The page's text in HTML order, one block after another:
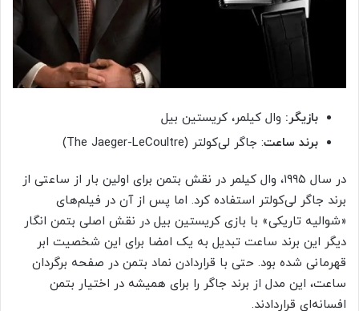
بازیگر: وال کیلمر، کریستین بیل
برند ساعت: جاگر لی‌کولتر (The Jaeger-LeCoultre)
در سال ۱۹۹۵، وال کیلمر در نقش بتمن برای اولین بار از ساعتی از
برند جاگر لی‌کولتر استفاده کرد. اما پس از آن در فیلم‌های
«شوالیه تاریکی» با بازی کریستین بیل در نقش اصلی بتمن انگار
دیگر این برند ساعت تبدیل به یک امضا برای این شخصیت ابر
قهرمانی شده بود. حتی با قراردادن نماد بتمن در صفحه برگردان
ساعت، این مدل از برند جاگر را برای همیشه در اختیار بتمن
افسانه‌ای قراردادند.